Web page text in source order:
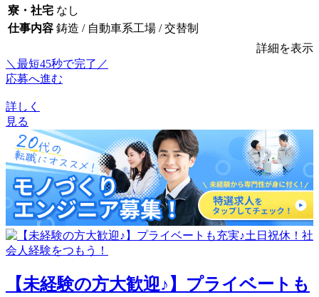
寮・社宅 なし
仕事内容 鋳造 / 自動車系工場 / 交替制
詳細を表示
＼最短45秒で完了／
応募へ進む
詳しく
見る
【未経験の方大歓迎♪】プライベートも